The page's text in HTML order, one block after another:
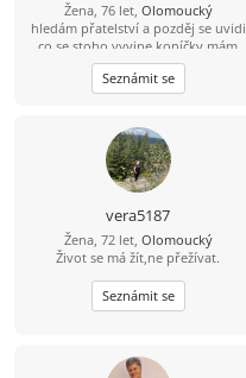
Žena, 76 let, Olomoucký
hledám přatelství a pozděj se uvidi
co se stoho vyvine koníčky mám
křížovky,květiny v jakekoliv podobě
,přírodu ,zahradničeni ,a ještě
dobrou kávu když je ji s kym vypit
Seznámit se
vera5187
Žena, 72 let, Olomoucký
Život se má žít,ne přežívat.
Seznámit se